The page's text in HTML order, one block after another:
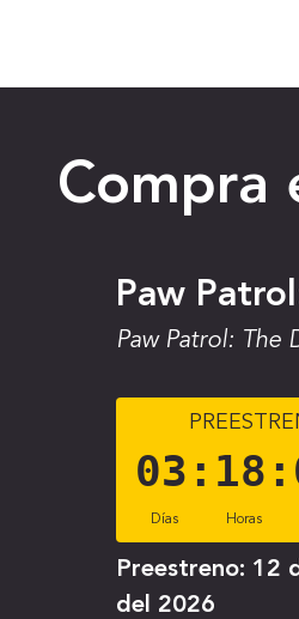
Compra
Paw
Paw Patrol: The
03 :
Días
18 :
Horas
Preestreno: 12
del 2026